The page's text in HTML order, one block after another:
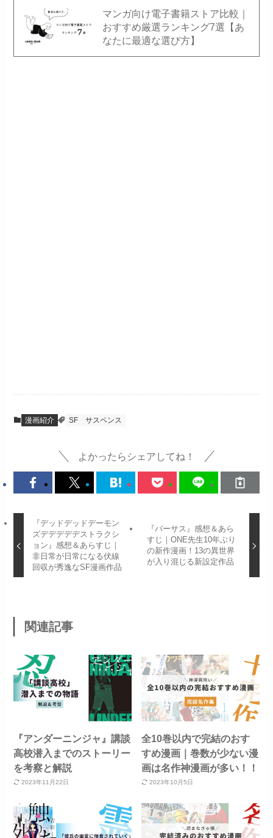
マンガ向け電子書籍ストア比較｜
おすすめ厳選ランキング7選【あ
なたに最適な選び方】
漫画紹介 SF サスペンス
よかったらシェアしてね！
『デッドデッドデーモン
ズデデデデデストラクシ
ョン』感想＆あらすじ｜
非日常が日常になる伏線
回収が秀逸なSF漫画作品
『バーサス』感想＆あら
すじ｜ONE先生10年ぶり
の新作漫画！13の異世界
が入り混じる新設定作品
関連記事
『アンダーニンジャ』講談
高校潜入までのストーリー
を考察と解説
2023年11月22日
全10巻以内で完結のおす
すめ漫画｜巻数が少ない漫
画は名作神漫画が多い！！
2023年10月5日